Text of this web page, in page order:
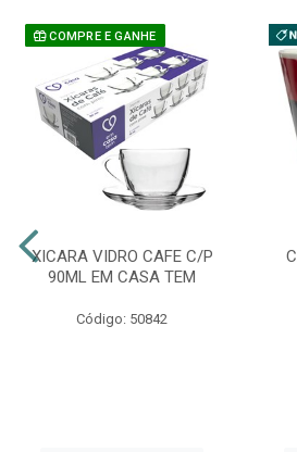
COMPRE E GANHE
XICARA VIDRO CAFE C/P
90ML EM CASA TEM
Código: 50842